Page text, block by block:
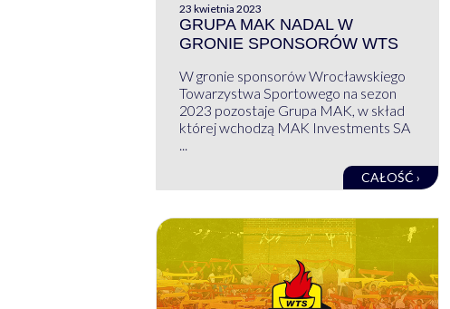
23 kwietnia 2023
GRUPA MAK NADAL W
GRONIE SPONSORÓW WTS
W gronie sponsorów Wrocławskiego
Towarzystwa Sportowego na sezon
2023 pozostaje Grupa MAK, w skład
której wchodzą MAK Investments SA
...
CAŁOŚĆ ›